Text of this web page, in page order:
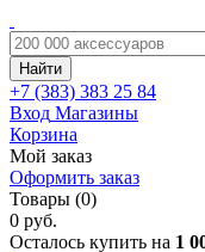
Найти
+7 (383) 383 25 84
Вход Магазины
Корзина
Мой заказ
Оформить заказ
Товары (0)
0 руб.
Осталось купить на 1